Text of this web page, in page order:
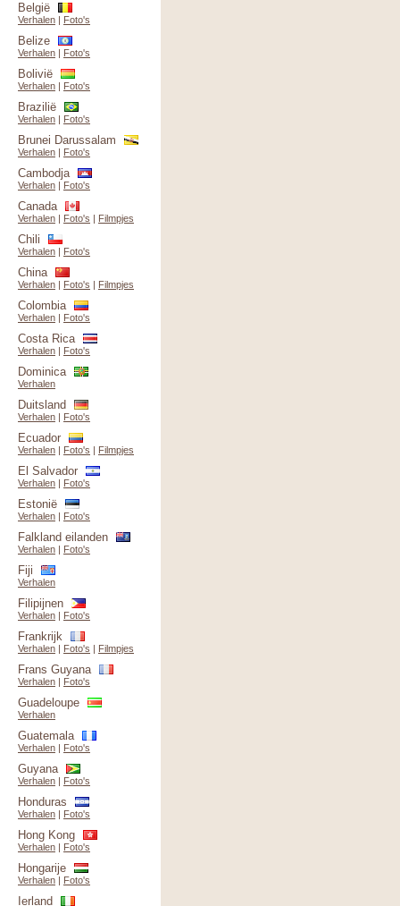
België
Verhalen | Foto's
Belize
Verhalen | Foto's
Bolivië
Verhalen | Foto's
Brazilië
Verhalen | Foto's
Brunei Darussalam
Verhalen | Foto's
Cambodja
Verhalen | Foto's
Canada
Verhalen | Foto's | Filmpjes
Chili
Verhalen | Foto's
China
Verhalen | Foto's | Filmpjes
Colombia
Verhalen | Foto's
Costa Rica
Verhalen | Foto's
Dominica
Verhalen
Duitsland
Verhalen | Foto's
Ecuador
Verhalen | Foto's | Filmpjes
El Salvador
Verhalen | Foto's
Estonië
Verhalen | Foto's
Falkland eilanden
Verhalen | Foto's
Fiji
Verhalen
Filipijnen
Verhalen | Foto's
Frankrijk
Verhalen | Foto's | Filmpjes
Frans Guyana
Verhalen | Foto's
Guadeloupe
Verhalen
Guatemala
Verhalen | Foto's
Guyana
Verhalen | Foto's
Honduras
Verhalen | Foto's
Hong Kong
Verhalen | Foto's
Hongarije
Verhalen | Foto's
Ierland